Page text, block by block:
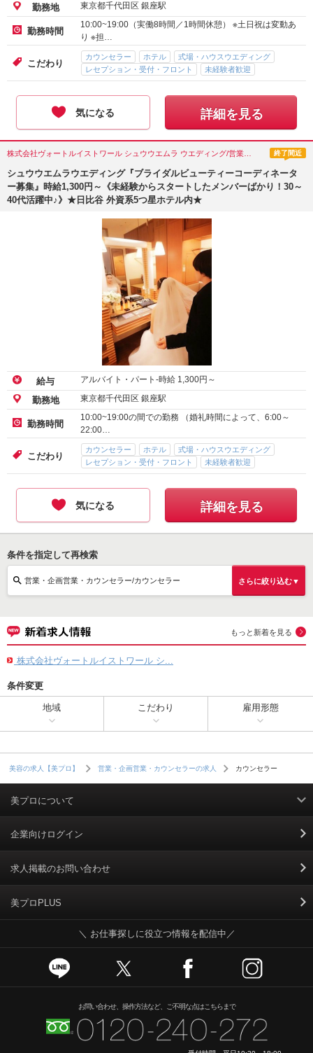
勤務地 東京都千代田区 銀座駅
勤務時間
10:00~19:00（実働8時間／1時間休憩） ※土日祝は変動あ
り ※担…
こだわり
カウンセラー ホテル
式場・ハウスウエディング
レセプション・受付・フロント
未経験者歓迎
気になる 詳細を見る
終了間近
シュウウエムラウエディング『ブライダルビューティーコーディネータ
ー募集』時給1,300円～《未経験からスタートしたメンバーばかり！30～
40代活躍中♪》★日比谷 外資系5つ星ホテル内★
給与 アルバイト・パート-時給 1,300円～
勤務地 東京都千代田区 銀座駅
勤務時間
10:00~19:00の間での勤務 （婚礼時間によって、6:00～
22:00…
こだわり
カウンセラー ホテル
式場・ハウスウエディング
レセプション・受付・フロント
未経験者歓迎
気になる 詳細を見る
条件を指定して再検索
営業・企画営業・カウンセラー/カウンセラー さらに絞り込む▼
もっと新着を見る
株式会社ヴォートルイストワール シ...
条件変更
地域 こだわり 雇用形態
美容の求人【美プロ】 営業・企画営業・カウンセラーの求人 カウンセラー
美プロについて
利用規約
掲載規約
個人情報保護ポリシー
個人情報のお取り扱いについて
Cookieポリシー
企業向けログイン
求人掲載のお問い合わせ
美プロPLUS
＼ お仕事探しに役立つ情報を配信中／
お問い合わせ、操作方法など、ご不明な点はこちらまで